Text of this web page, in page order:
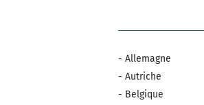
- Allemagne
- Autriche
- Belgique